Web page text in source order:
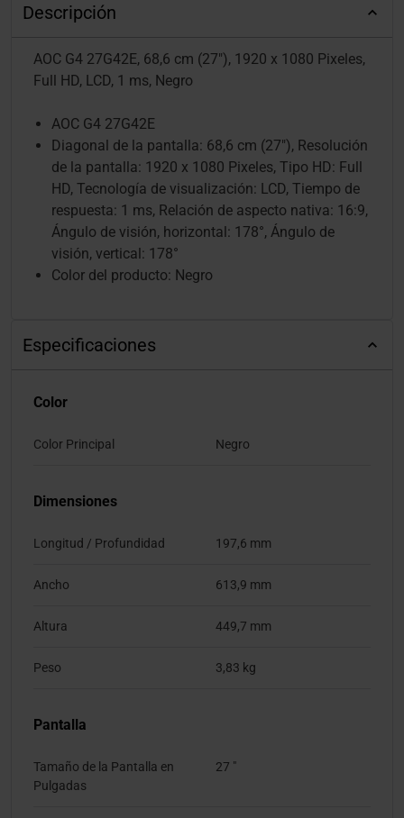
Descripción
AOC G4 27G42E, 68,6 cm (27"), 1920 x 1080 Pixeles,
Full HD, LCD, 1 ms, Negro
AOC G4 27G42E
Diagonal de la pantalla: 68,6 cm (27"), Resolución
de la pantalla: 1920 x 1080 Pixeles, Tipo HD: Full
HD, Tecnología de visualización: LCD, Tiempo de
respuesta: 1 ms, Relación de aspecto nativa: 16:9,
Ángulo de visión, horizontal: 178°, Ángulo de
visión, vertical: 178°
Color del producto: Negro
Especificaciones
Color
Color Principal Negro
Dimensiones
Longitud / Profundidad 197,6 mm
Ancho 613,9 mm
Altura 449,7 mm
Peso 3,83 kg
Pantalla
Tamaño de la Pantalla en
Pulgadas
27 "